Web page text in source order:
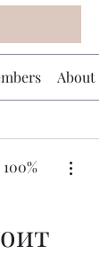
About